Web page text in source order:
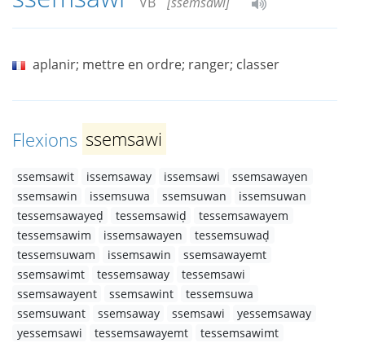
aplanir; mettre en ordre; ranger; classer
Flexions ssemsawi
ssemsawit issemsaway issemsawi
ssemsawayen
ssemsawin
issemsuwa ssemsuwan
issemsuwan
tessemsawayeḍ
tessemsawiḍ
tessemsawayem
tessemsawim
issemsawayen
tessemsuwaḍ
tessemsuwam
issemsawin
ssemsawayemt
ssemsawimt
tessemsaway
tessemsawi
ssemsawayent
ssemsawint
tessemsuwa
ssemsuwant
ssemsaway ssemsawi
yessemsaway
yessemsawi
tessemsawayemt
tessemsawimt